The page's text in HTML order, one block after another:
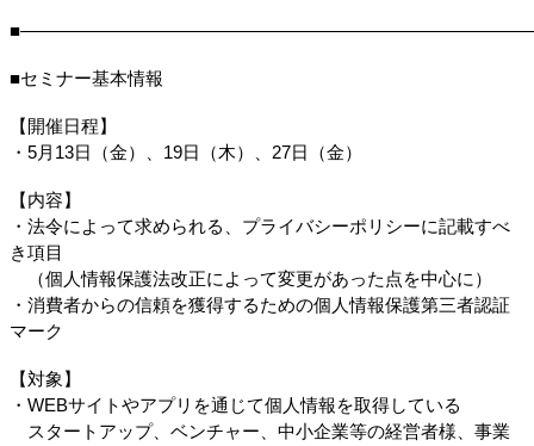
■セミナー基本情報
【開催日程】
・5月13日（金）、19日（木）、27日（金）
【内容】
・法令によって求められる、プライバシーポリシーに記載すべ
き項目
（個人情報保護法改正によって変更があった点を中心に）
・消費者からの信頼を獲得するための個人情報保護第三者認証
マーク
【対象】
・WEBサイトやアプリを通じて個人情報を取得している
スタートアップ、ベンチャー、中小企業等の経営者様、事業